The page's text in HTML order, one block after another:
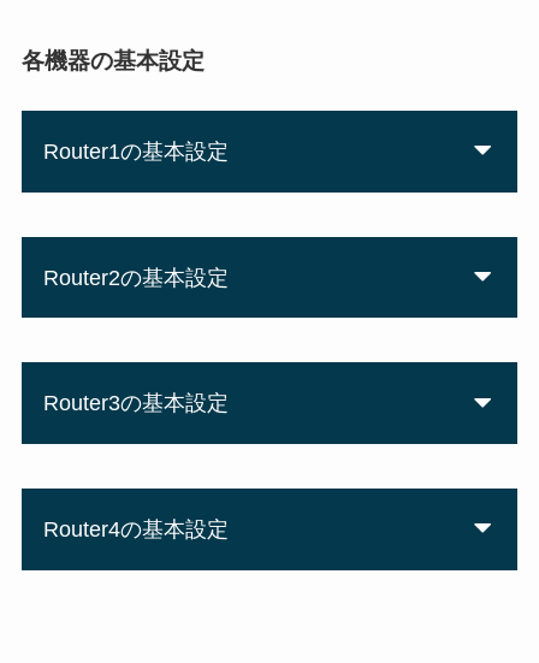
各機器の基本設定
Router1の基本設定
interface GigabitEthernet0/0
no shut
ip route 0.0.0.0 0.0.0.0 192.168.1.2
Router2の基本設定
interface GigabitEthernet0/0
no shut
interface GigabitEthernet0/1
ip address 192.168.2.2 255.255.255.0
no shut
Router3の基本設定
interface GigabitEthernet0/0
no shut
Router4の基本設定